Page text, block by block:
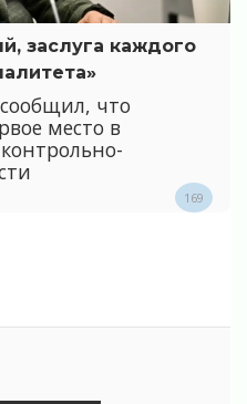
заслуга каждого
что
место в
169